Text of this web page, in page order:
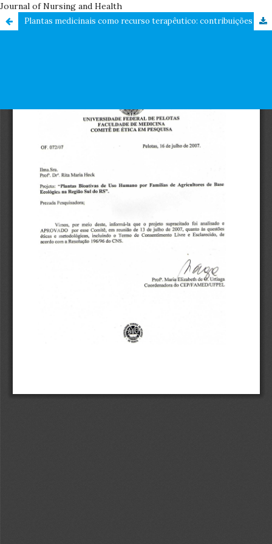
Journal of Nursing and Health
Plantas medicinais como recurso terapêutico: contribuições para o Sistema Único de Saúde